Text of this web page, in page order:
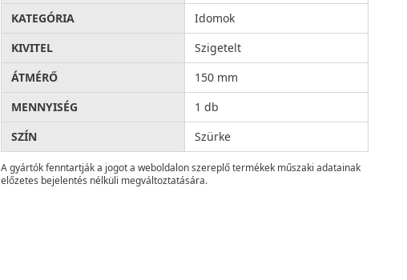
KATEGÓRIA
Idomok
KIVITEL
Szigetelt
ÁTMÉRŐ
150 mm
MENNYISÉG
1 db
SZÍN
Szürke
A gyártók fenntartják a jogot a weboldalon szereplő termékek műszaki adatainak
előzetes bejelentés nélküli megváltoztatására.